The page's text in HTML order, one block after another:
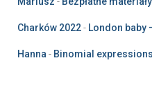
Charków 2022- London baby
Hanna - Binomial